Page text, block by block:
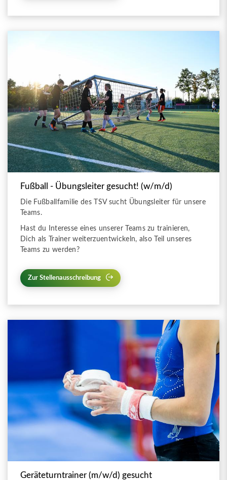
Fußball - Übungsleiter gesucht! (w/m/d)
Die Fußballfamilie des TSV sucht Übungsleiter für unsere
Teams.
Hast du Interesse eines unserer Teams zu trainieren,
Dich als Trainer weiterzuentwickeln, also Teil unseres
Teams zu werden?
Zur Stellenausschreibung
Geräteturntrainer (m/w/d) gesucht